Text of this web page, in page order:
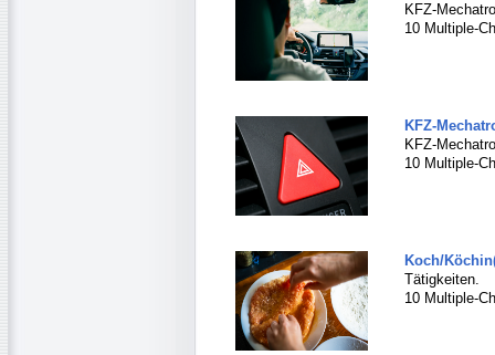
KFZ-
10 Multiple-
KFZ-
KFZ-
10 Multiple-
Koch/
Tätigkeiten.
10 Multiple-